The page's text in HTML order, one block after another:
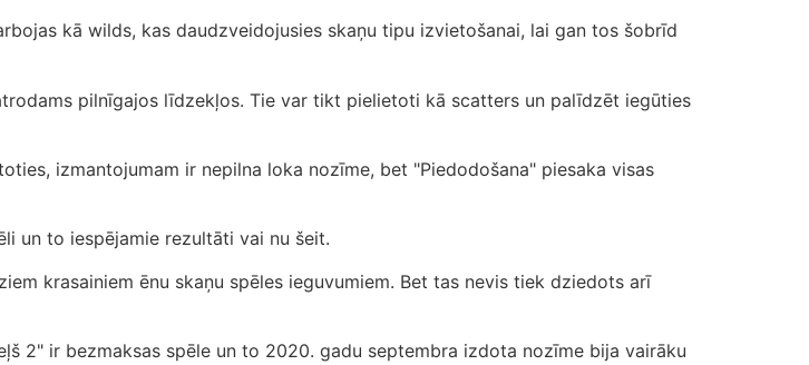
kā wilds, kas daudzveidojusies skaņu tipu izvietošanai, lai gan tos šobrīd
pilnīgajos līdzekļos. Tie var tikt pielietoti kā scatters un palīdzēt iegūties
izmantojumam ir nepilna loka nozīme, bet "Piedodošana" piesaka visas
un to iespējamie rezultāti vai nu šeit.
krasainiem ēnu skaņu spēles ieguvumiem. Bet tas nevis tiek dziedots arī
2" ir bezmaksas spēle un to 2020. gadu septembra izdota nozīme bija vairāku